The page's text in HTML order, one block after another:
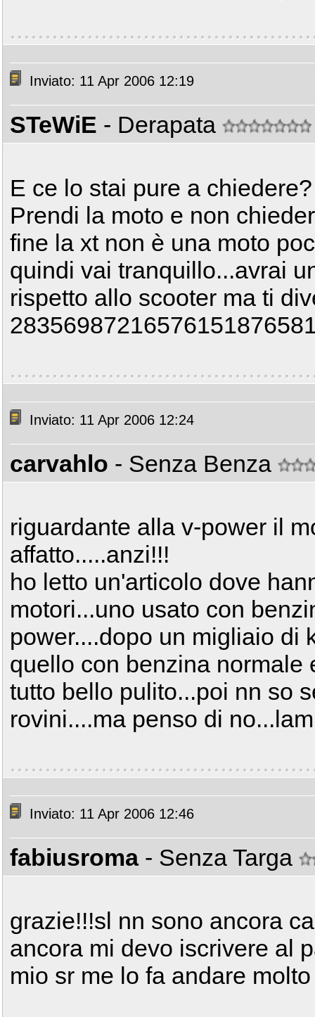
Inviato: 11 Apr 2006 12:19
STeWiE - Derapata
E ce lo stai pure a
Prendi la moto e non
fine la xt non è una moto
quindi vai tranquillo...avrai
rispetto allo scooter ma ti
Inviato: 11 Apr 2006 12:24
carvahlo - Senza Benza
riguardante alla v-power il
affatto.....anzi!!!
ho letto un'articolo dove
motori...uno usato con
power....dopo un migliaio di
quello con benzina normale
tutto bello pulito...poi nn so
rovini....ma penso di
Inviato: 11 Apr 2006 12:46
fabiusroma - Senza Targa
grazie!!!sl nn sono ancora
ancora mi devo iscrivere al
mio sr me lo fa andare